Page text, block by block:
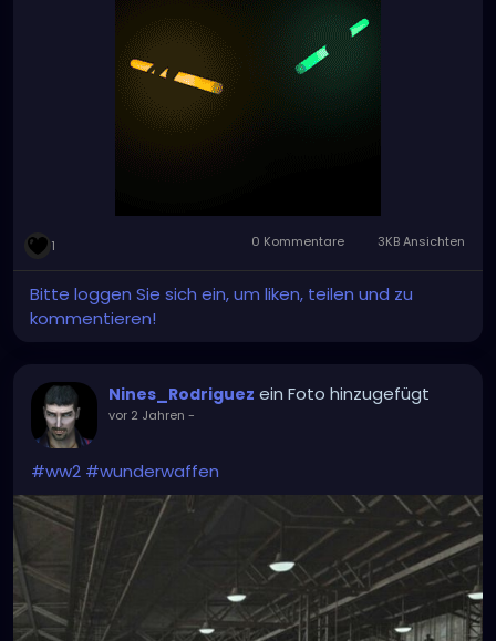
1 0 Kommentare 3KB Ansichten
Bitte loggen Sie sich ein, um liken, teilen und zu
kommentieren!
Nines_Rodriguez ein Foto hinzugefügt
vor 2 Jahren -
#ww2 #wunderwaffen